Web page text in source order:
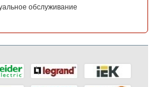
обслуживание